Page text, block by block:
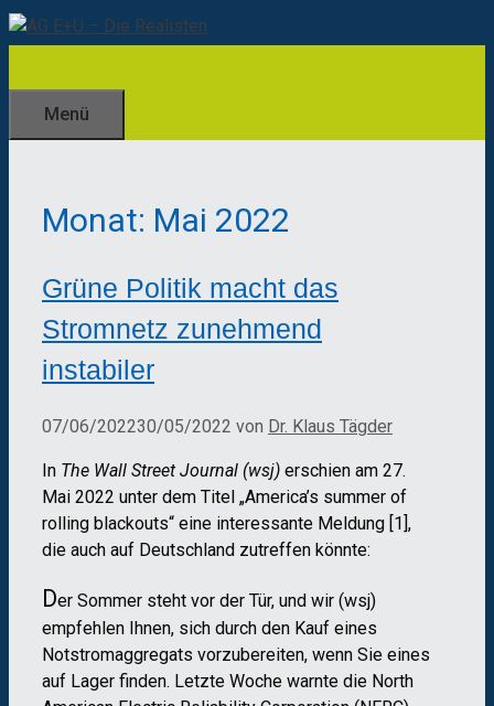
Zum
Inhalt
Menü
Monat: Mai 2022
Grüne Politik macht das
Stromnetz zunehmend
instabiler
07/06/202230/05/2022 von Dr. Klaus Tägder
In The Wall Street Journal (wsj) erschien am 27.
Mai 2022 unter dem Titel „America’s summer of
rolling blackouts“ eine interessante Meldung [1],
die auch auf Deutschland zutreffen könnte:
Der Sommer steht vor der Tür, und wir (wsj)
empfehlen Ihnen, sich durch den Kauf eines
Notstromaggregats vorzubereiten, wenn Sie eines
auf Lager finden. Letzte Woche warnte die North